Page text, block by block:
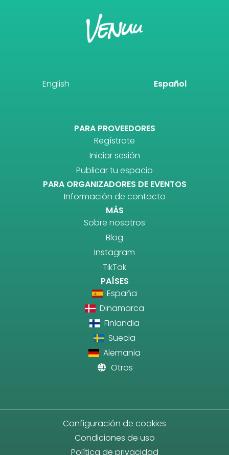
English Español
PARA PROVEEDORES
Regístrate
Iniciar sesión
Publicar tu espacio
PARA ORGANIZADORES DE EVENTOS
Información de contacto
MÁS
Sobre nosotros
Blog
Instagram
TikTok
PAÍSES
España
Dinamarca
Finlandia
Suecia
Alemania
Otros
Configuración de cookies
Condiciones de uso
Política de privacidad